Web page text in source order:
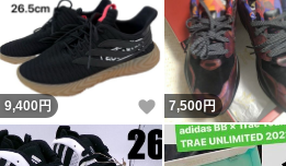
9,400 円 いいね！
7,500円